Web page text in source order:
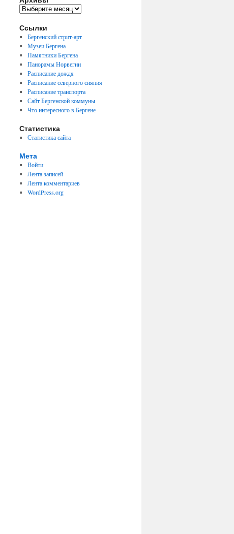
Архивы
Ссылки
Бергенский стрит-арт
Музеи Бергена
Памятники Бергена
Панорамы Норвегии
Расписание дождя
Расписание северного сияния
Расписание транспорта
Сайт Бергенской коммуны
Что интересного в Бергене
Статистика
Статистика сайта
Мета
Войти
Лента записей
Лента комментариев
WordPress.org